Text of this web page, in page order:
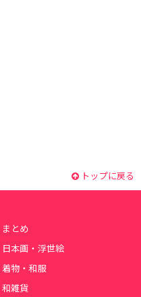
トップに戻る
まとめ
日本画・浮世絵
着物・和服
和雑貨